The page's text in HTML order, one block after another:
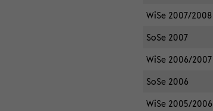
WiSe 2007/2008
SoSe 2007
WiSe 2006/2007
SoSe 2006
WiSe 2005/2006